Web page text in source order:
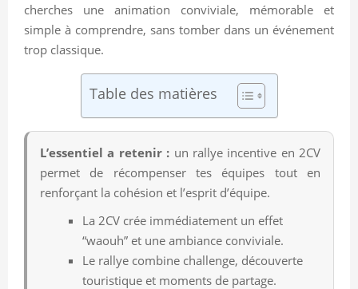
cherches une animation conviviale, mémorable et
simple à comprendre, sans tomber dans un événement
trop classique.
Table des matières
L’essentiel a retenir : un rallye incentive en 2CV
permet de récompenser tes équipes tout en
renforçant la cohésion et l’esprit d’équipe.
La 2CV crée immédiatement un effet
“waouh” et une ambiance conviviale.
Le rallye combine challenge, découverte
touristique et moments de partage.